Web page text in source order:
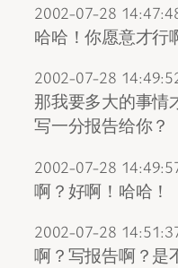
2002-07-28
哈哈！你愿意才行
2002-07-28
那我要多大的事情
写一分报告给你？
2002-07-28
啊？好啊！哈哈！
2002-07-28
啊？写报告啊？是